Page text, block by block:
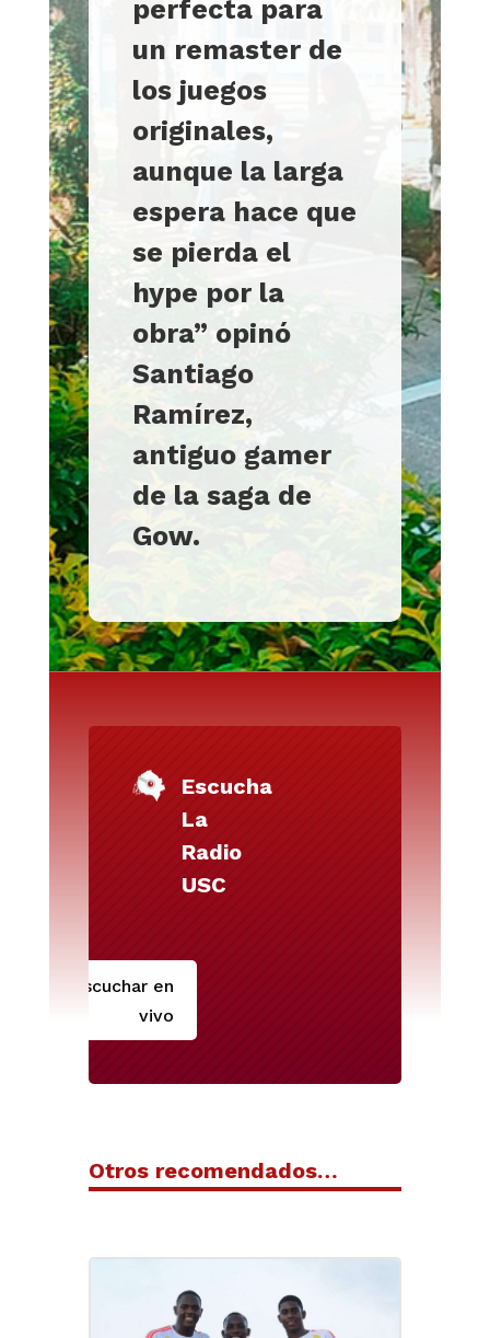
perfecta para
un remaster de
los juegos
originales,
aunque la larga
espera hace que
se pierda el
hype por la
obra” opinó
Santiago
Ramírez,
antiguo gamer
de la saga de
Gow.
Escucha
La
Radio
USC
Escuchar en
vivo
Otros recomendados…